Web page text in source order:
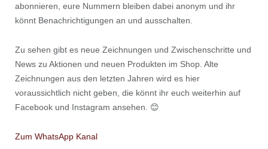
abonnieren, eure Nummern bleiben dabei anonym und ihr
könnt Benachrichtigungen an und ausschalten.
Zu sehen gibt es neue Zeichnungen und Zwischenschritte und
News zu Aktionen und neuen Produkten im Shop. Alte
Zeichnungen aus den letzten Jahren wird es hier
voraussichtlich nicht geben, die könnt ihr euch weiterhin auf
Facebook und Instagram ansehen. 😊
Zum WhatsApp Kanal